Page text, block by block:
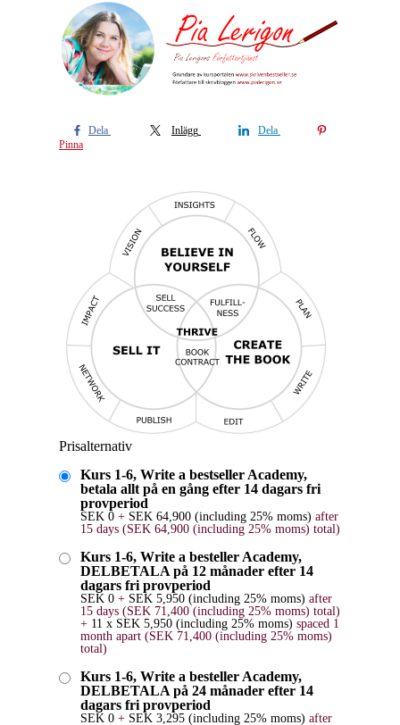
Dela Inlägg
Dela
Pinna
Prisalternativ
Kurs 1-6, Write a bestseller Academy,
betala allt på en gång efter 14 dagars fri
provperiod
SEK 0 + SEK 64,900 (including 25% moms) after
15 days (SEK 64,900 (including 25% moms) total)
Kurs 1-6, Write a besteller Academy,
DELBETALA på 12 månader efter 14
dagars fri provperiod
SEK 0 + SEK 5,950 (including 25% moms) after
15 days (SEK 71,400 (including 25% moms) total)
+ 11 x SEK 5,950 (including 25% moms) spaced 1
month apart (SEK 71,400 (including 25% moms)
total)
Kurs 1-6, Write a besteller Academy,
DELBETALA på 24 månader efter 14
dagars fri provperiod
SEK 0 + SEK 3,295 (including 25% moms) after